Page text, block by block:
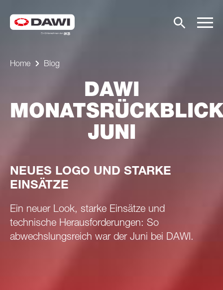
Home Blog
DAWI
JUNI
NEUES LOGO UND STARKE
EINSÄTZE
Ein neuer Look, starke Einsätze und
technische Herausforderungen: So
abwechslungsreich war der Juni bei DAWI.